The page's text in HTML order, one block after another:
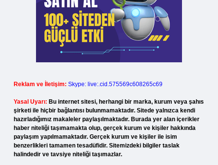
Reklam ve İletişim: Skype: live:.cid.575569c608265c69
Yasal Uyarı: Bu internet sitesi, herhangi bir marka, kurum veya şahıs
şirketi ile hiçbir bağlantısı bulunmamaktadır. Sitede yalnızca kendi
hazırladığımız makaleler paylaşılmaktadır. Burada yer alan içerikler
haber niteliği taşımamakta olup, gerçek kurum ve kişiler hakkında
paylaşım yapılmamaktadır. Gerçek kurum ve kişiler ile isim
benzerlikleri tamamen tesadüfidir. Sitemizdeki bilgiler taslak
halindedir ve tavsiye niteliği taşımazlar.